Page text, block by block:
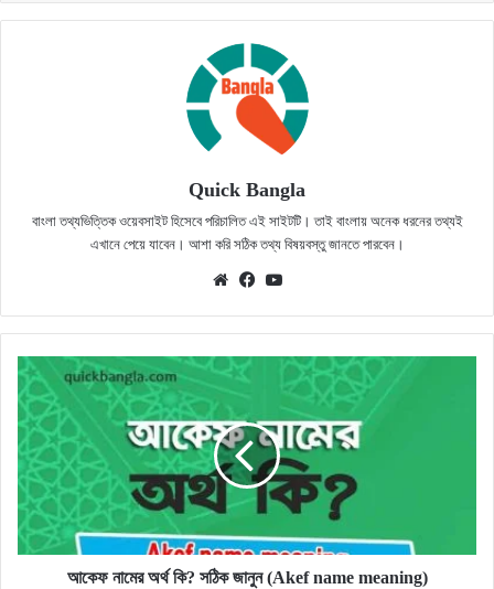
Quick Bangla
বাংলা তথ্যভিত্তিক ওয়েবসাইট হিসেবে পরিচালিত এই সাইটটি। তাই বাংলায় অনেক ধরনের তথ্যই
এখানে পেয়ে যাবেন। আশা করি সঠিক তথ্য বিষয়বস্তু জানতে পারবেন।
WebsiteFacebook
আকেফ
নামের
অর্থ
কি?
সঠিক
জানুন
(Akef
name
meaning)
আকেফ নামের অর্থ কি? সঠিক জানুন (Akef name meaning)